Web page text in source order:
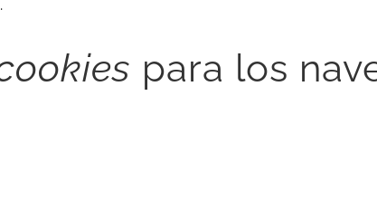
para los